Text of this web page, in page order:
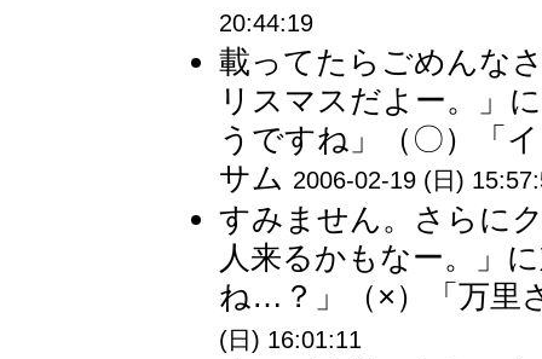
20:44:19
載ってたらごめんな
リスマスだよー。」
うですね」（〇）「
サム 2006-02-19 (日)
すみません。さらに
人来るかもなー。」
ね…？」（×）「万里
(日) 16:01:11